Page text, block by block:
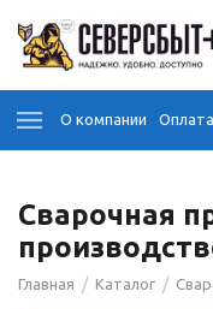
О компании
Сварочная
Главная / Каталог /